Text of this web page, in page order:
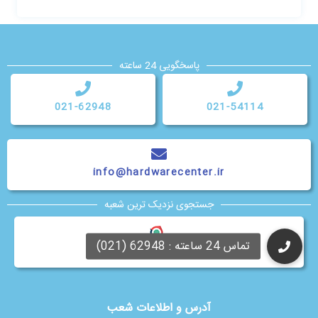
آدرس و اطلاعات شعب
پاسخگویی 24 ساعته
021-54114
021-62948
info@hardwarecenter.ir
جستجوی نزدیک ترین شعبه
Neshan